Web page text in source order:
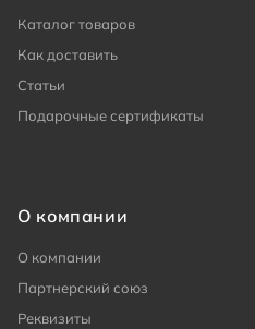
Каталог товаров
Как доставить
Статьи
Подарочные сертификаты
О компании
О компании
Партнерский союз
Реквизиты